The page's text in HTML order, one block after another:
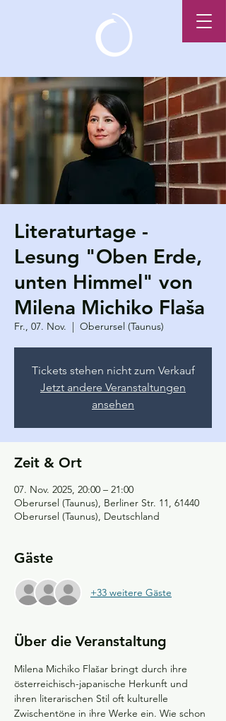
Literaturtage -
Lesung "Oben Erde,
unten Himmel" von
Milena Michiko Flaša
Fr., 07. Nov.
  |
Oberursel (Taunus)
Tickets stehen nicht zum Verkauf
Jetzt andere Veranstaltungen
ansehen
Zeit & Ort
07. Nov. 2025, 20:00 – 21:00
Oberursel (Taunus), Berliner Str. 11, 61440
Oberursel (Taunus), Deutschland
Gäste
+33 weitere Gäste
Über die Veranstaltung
Milena Michiko Flašar bringt durch ihre
österreichisch-japanische Herkunft und
ihren literarischen Stil oft kulturelle
Zwischentöne in ihre Werke ein. Wie schon